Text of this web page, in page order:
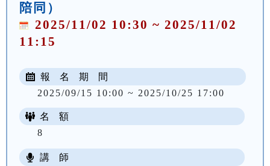
陪同）
2025/11/02 10:30 ~ 2025/11/02
11:15
報 名 期 間
2025/09/15 10:00 ~ 2025/10/25 17:00
名 額
8
講 師